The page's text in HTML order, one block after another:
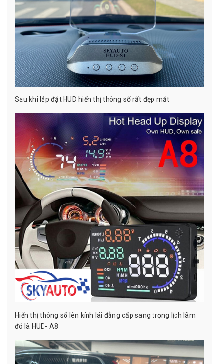
Sau khi lắp đặt HUD hiển thị thông số rất đẹp măt
Hiển thị thông số lên kính lái đẳng cấp sang trọng lịch lãm
đó là HUD- A8